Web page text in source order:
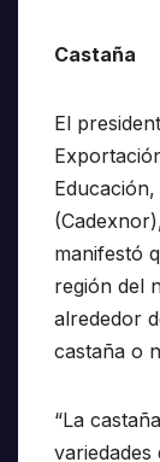
Castaña
El
manifestó
región del
alrededor
castaña o
“La